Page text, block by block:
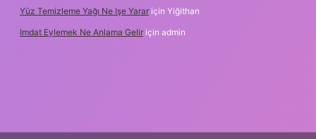
Yüz Temizleme Yağı Ne Işe Yarar için Yiğithan
Imdat Eylemek Ne Anlama Gelir için admin